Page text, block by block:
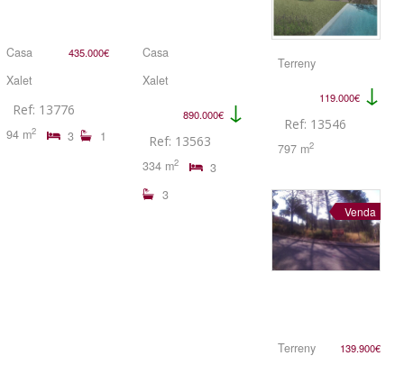
Casa
Xalet
435.000€
Ref: 13776
94 m2 3 1
Casa
Xalet
890.000€ ↓
Ref: 13563
334 m2
3
3
Terreny
119.000€ ↓
Ref: 13546
797 m2
Venda
Terreny 139.900€